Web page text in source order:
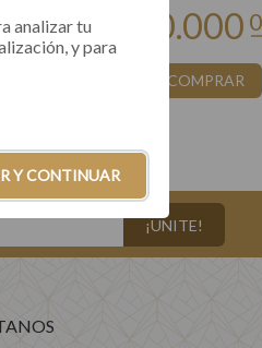
COMPRAR
¡UNITE!
analizar tu
y para
Y CONTINUAR